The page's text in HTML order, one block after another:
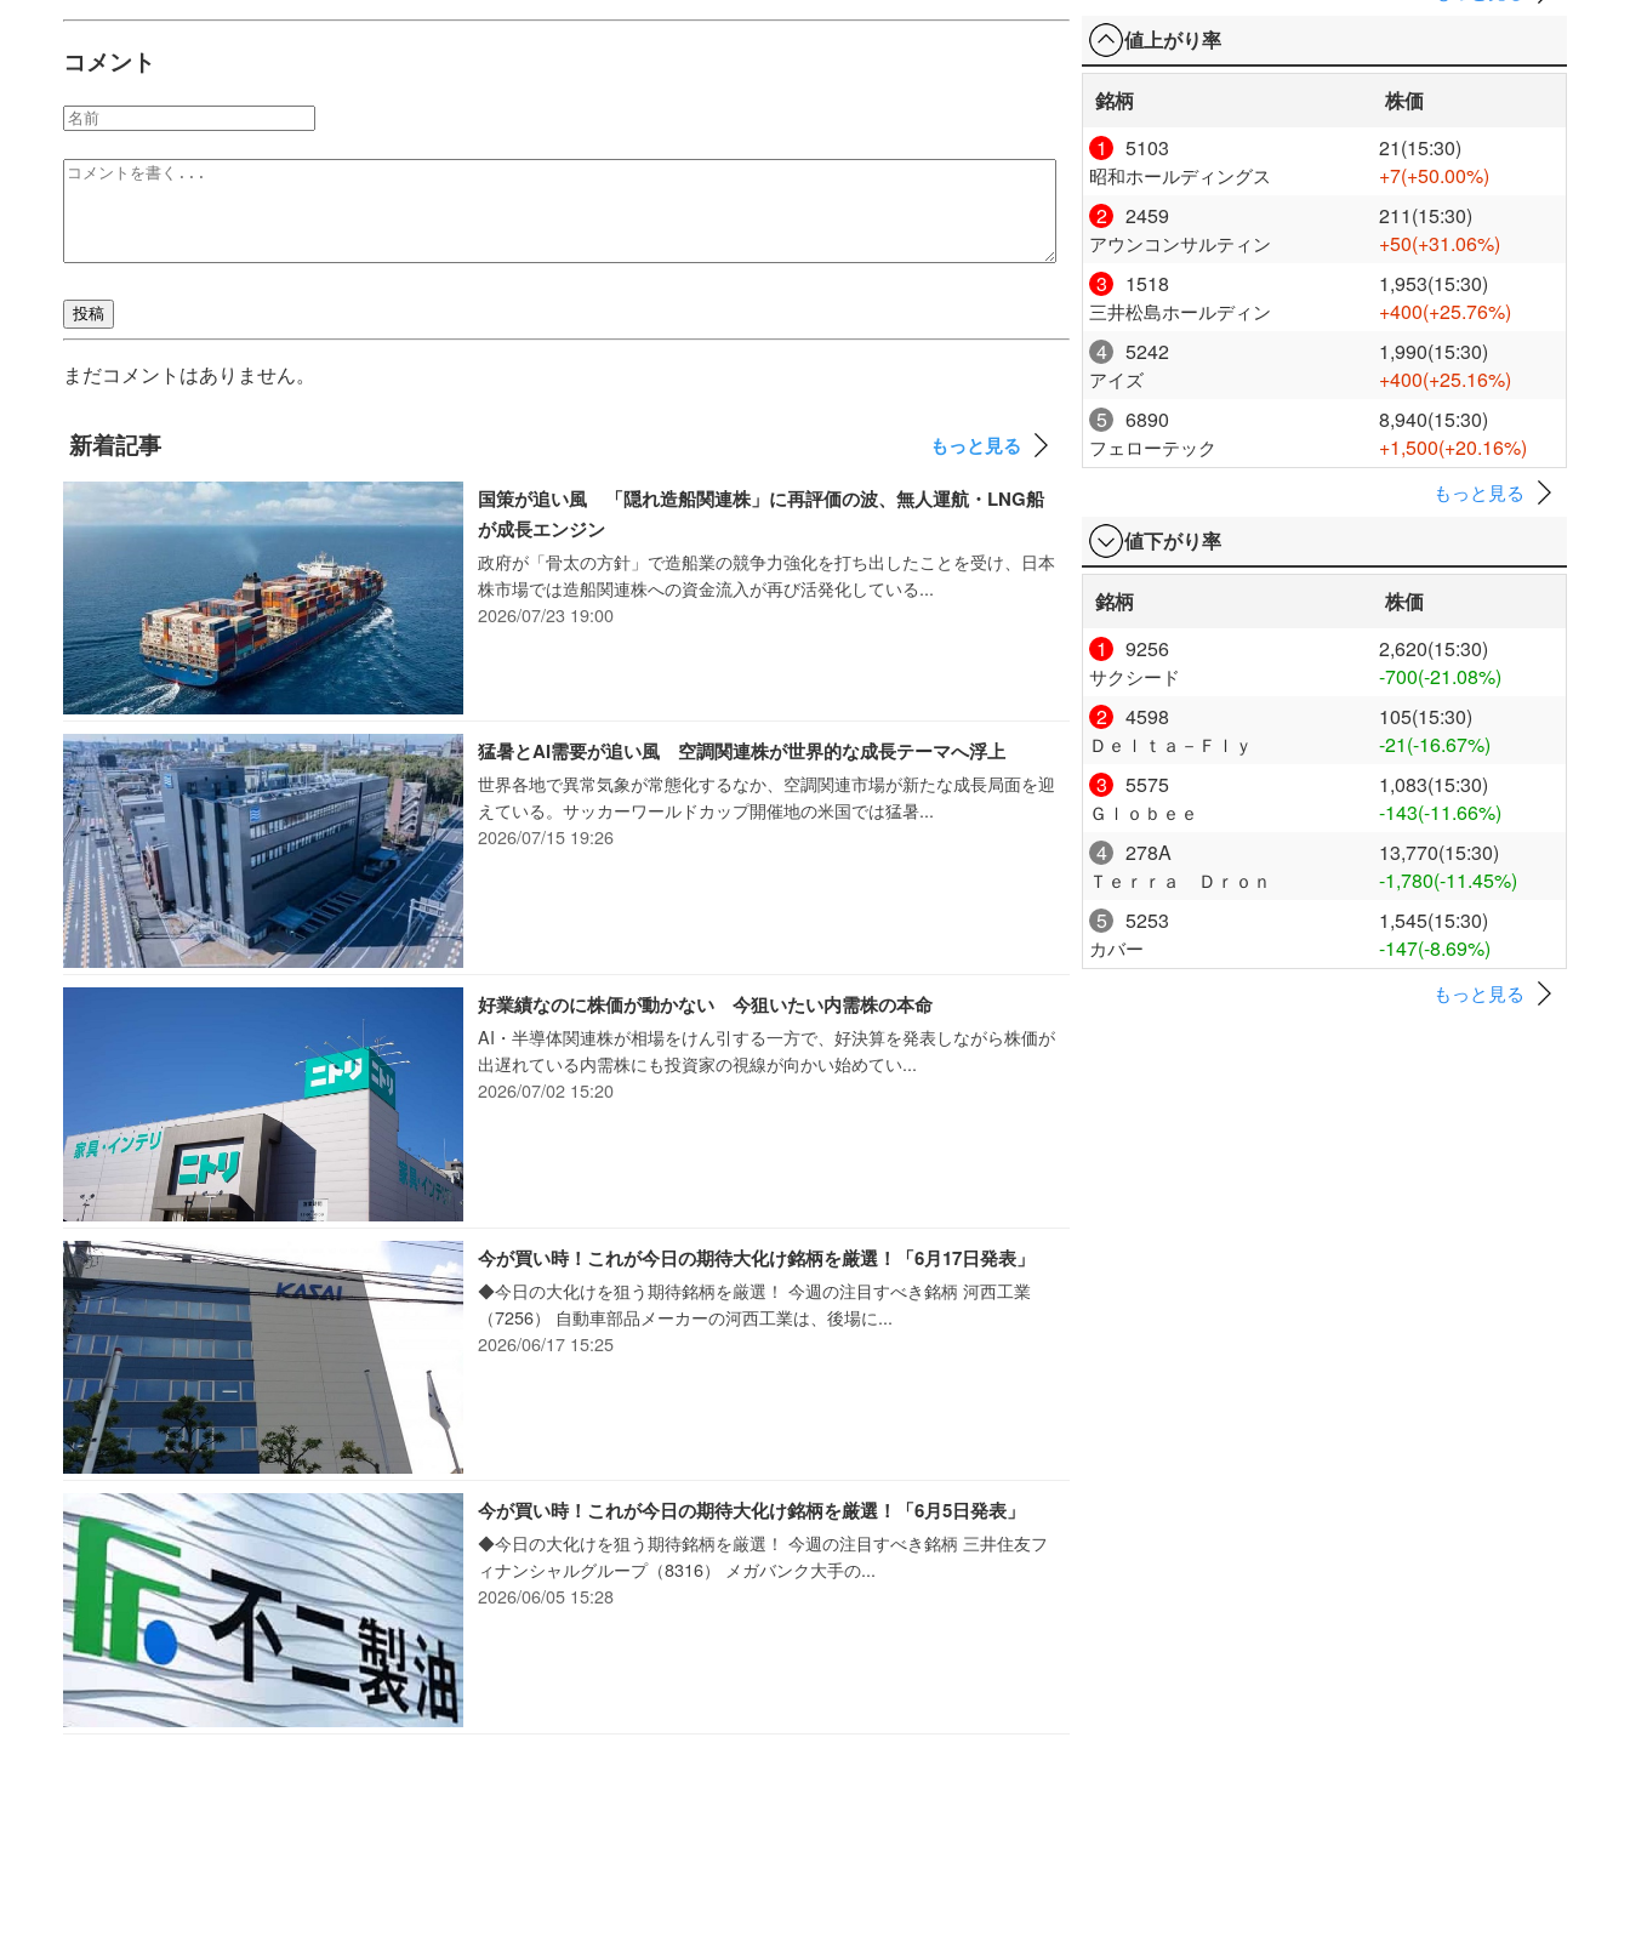
コメント
投稿
まだコメントはありません。
新着記事
もっと見る
国策が追い風 「隠れ造船関連株」に再評価の波、無人運航・LNG船
が成長エンジン
政府が「骨太の方針」で造船業の競争力強化を打ち出したことを受け、日本
株市場では造船関連株への資金流入が再び活発化している...
2026/07/23 19:00
猛暑とAI需要が追い風 空調関連株が世界的な成長テーマへ浮上
世界各地で異常気象が常態化するなか、空調関連市場が新たな成長局面を迎
えている。サッカーワールドカップ開催地の米国では猛暑...
2026/07/15 19:26
好業績なのに株価が動かない 今狙いたい内需株の本命
AI・半導体関連株が相場をけん引する一方で、好決算を発表しながら株価が
出遅れている内需株にも投資家の視線が向かい始めてい...
2026/07/02 15:20
今が買い時！これが今日の期待大化け銘柄を厳選！「6月17日発表」
◆今日の大化けを狙う期待銘柄を厳選！ 今週の注目すべき銘柄 河西工業
（7256） 自動車部品メーカーの河西工業は、後場に...
2026/06/17 15:25
今が買い時！これが今日の期待大化け銘柄を厳選！「6月5日発表」
◆今日の大化けを狙う期待銘柄を厳選！ 今週の注目すべき銘柄 三井住友フ
ィナンシャルグループ（8316） メガバンク大手の...
2026/06/05 15:28
値上がり率
銘柄
株価
1
5103
昭和ホールディングス
21(15:30)
+7(+50.00%)
2
2459
アウンコンサルティン
211(15:30)
+50(+31.06%)
3
1518
三井松島ホールディン
1,953(15:30)
+400(+25.76%)
4
5242
アイズ
1,990(15:30)
+400(+25.16%)
5
6890
フェローテック
8,940(15:30)
+1,500(+20.16%)
もっと見る
値下がり率
銘柄
株価
1
9256
サクシード
2,620(15:30)
-700(-21.08%)
2
4598
Ｄｅｌｔａ－Ｆｌｙ
105(15:30)
-21(-16.67%)
3
5575
Ｇｌｏｂｅｅ
1,083(15:30)
-143(-11.66%)
4
278A
Ｔｅｒｒａ Ｄｒｏｎ
13,770(15:30)
-1,780(-11.45%)
5
5253
カバー
1,545(15:30)
-147(-8.69%)
もっと見る